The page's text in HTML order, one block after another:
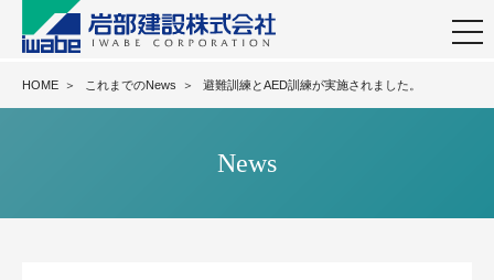
HOME ＞ これまでのNews ＞ 避難訓練とAED訓練が実施されました。
News